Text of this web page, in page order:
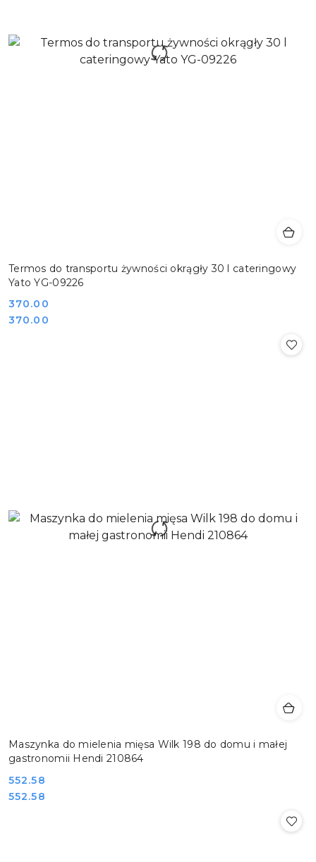
Termos do transportu żywności okrągły 30 l cateringowy
Yato YG-09226
Cena:
370.00
Cena:
370.00
Maszynka do mielenia mięsa Wilk 198 do domu i małej
gastronomii Hendi 210864
Cena:
552.58
Cena:
552.58